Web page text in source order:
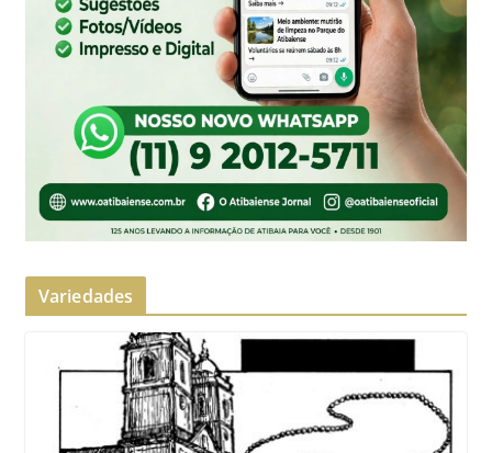
Variedades